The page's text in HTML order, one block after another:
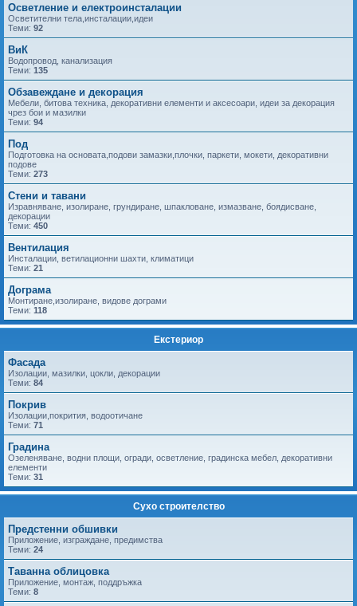
Осветление и електроинсталации
Осветителни тела,инсталации,идеи
Теми: 92
ВиК
Водопровод, канализация
Теми: 135
Обзавеждане и декорация
Мебели, битова техника, декоративни елементи и аксесоари, идеи за декорация
чрез бои и мазилки
Теми: 94
Под
Подготовка на основата,подови замазки,плочки, паркети, мокети, декоративни
подове
Теми: 273
Стени и тавани
Изравняване, изолиране, грундиране, шпакловане, измазване, боядисване,
декорации
Теми: 450
Вентилация
Инсталации, ветилационни шахти, климатици
Теми: 21
Дограма
Монтиране,изолиране, видове дограми
Теми: 118
Екстериор
Фасада
Изолации, мазилки, цокли, декорации
Теми: 84
Покрив
Изолации,покрития, водоотичане
Теми: 71
Градина
Озеленяване, водни площи, огради, осветление, градинска мебел, декоративни
елементи
Теми: 31
Сухо строителство
Предстенни обшивки
Приложение, изграждане, предимства
Теми: 24
Таванна облицовка
Приложение, монтаж, поддръжка
Теми: 8